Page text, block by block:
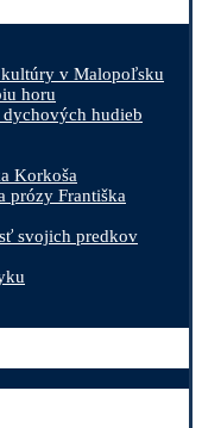
v Malopoľsku
horu
hudieb
Korkoša
prózy Františka
svojich predkov